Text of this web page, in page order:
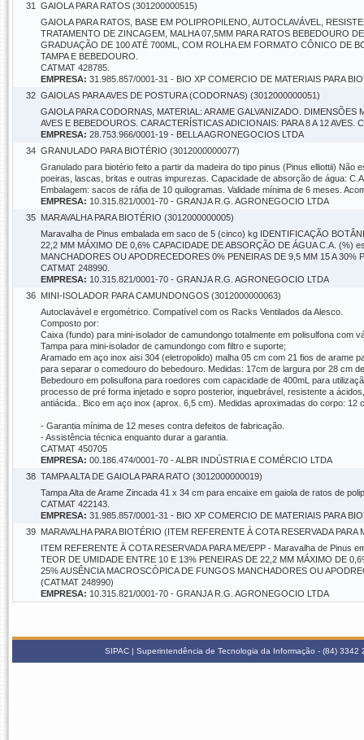
31
GAIOLA PARA RATOS (301200000515)
GAIOLA PARA RATOS, BASE EM POLIPROPILENO, AUTOCLAVÁVEL,
TRATAMENTO DE ZINCAGEM, MALHA 07,5MM PARA RATOS BEBEDOURO
GRADUAÇÃO DE 100 ATÉ 700ML, COM ROLHA EM FORMATO CÔNICO DE
TAMPA E BEBEDOURO.
CATMAT 428785.
EMPRESA: 31.985.857/0001-31 - BIO XP COMERCIO DE MATERIAIS PARA
32 GAIOLAS PARA AVES DE POSTURA (CODORNAS) (3012000000051)
GAIOLA PARA CODORNAS, MATERIAL: ARAME GALVANIZADO.
AVES E BEBEDOUROS. CARACTERÍSTICAS ADICIONAIS: PARA 8 A 12
EMPRESA: 28.753.966/0001-19 - BELLA AGRONEGOCIOS LTDA
34 GRANULADO PARA BIOTÉRIO (3012000000077)
Granulado para biotério feito a partir da madeira do tipo pinus (Pinus elliottii)
poeiras, lascas, britas e outras impurezas. Capacidade de absorção de água:
Embalagem: sacos de ráfia de 10 quilogramas. Validade mínima de 6 meses.
EMPRESA: 10.315.821/0001-70 - GRANJA R.G. AGRONEGOCIO LTDA
35 MARAVALHA PARA BIOTÉRIO (3012000000005)
Maravalha de Pinus embalada em saco de 5 (cinco) kg IDENTIFICAÇÃO
22,2 MM MÁXIMO DE 0,6% CAPACIDADE DE ABSORÇÃO DE ÁGUA C.A. (%)
MANCHADORES OU APODRECEDORES 0% PENEIRAS DE 9,5 MM 15 A 30%
CATMAT 248990.
EMPRESA: 10.315.821/0001-70 - GRANJA R.G. AGRONEGOCIO LTDA
36 MINI-ISOLADOR PARA CAMUNDONGOS (3012000000063)
Autoclavável e ergométrico. Compatível com os Racks Ventilados da Alesco.
Composto por:
Caixa (fundo) para mini-isolador de camundongo totalmente em polisulfona com
Tampa para mini-isolador de camundongo com filtro e suporte;
Aramado em aço inox aisi 304 (eletropolido) malha 05 cm com 21 fios de arame
para separar o comedouro do bebedouro. Medidas: 17cm de largura por 28 cm
Bebedouro em polisulfona para roedores com capacidade de 400mL para
processo de pré forma injetado e sopro posterior, inquebrável, resistente a
antiácida.. Bico em aço inox (aprox. 6,5 cm). Medidas aproximadas do corpo: 12
- Garantia mínima de 12 meses contra defeitos de fabricação.
- Assistência técnica enquanto durar a garantia.
CATMAT 450705
EMPRESA: 00.186.474/0001-70 - ALBR INDÚSTRIA E COMÉRCIO LTDA
38 TAMPA ALTA DE GAIOLA PARA RATO (3012000000019)
Tampa Alta de Arame Zincada 41 x 34 cm para encaixe em gaiola de ratos de
CATMAT 422143.
EMPRESA: 31.985.857/0001-31 - BIO XP COMERCIO DE MATERIAIS PARA
39 MARAVALHA PARA BIOTÉRIO (ITEM REFERENTE À COTA RESERVADA PARA
ITEM REFERENTE À COTA RESERVADA PARA ME/EPP - Maravalha de
TEOR DE UMIDADE ENTRE 10 E 13% PENEIRAS DE 22,2 MM MÁXIMO DE
25% AUSÊNCIA MACROSCÓPICA DE FUNGOS MANCHADORES OU
(CATMAT 248990)
EMPRESA: 10.315.821/0001-70 - GRANJA R.G. AGRONEGOCIO LTDA
SIPAC | Superintendência de Tecnologia da Informação - (84)